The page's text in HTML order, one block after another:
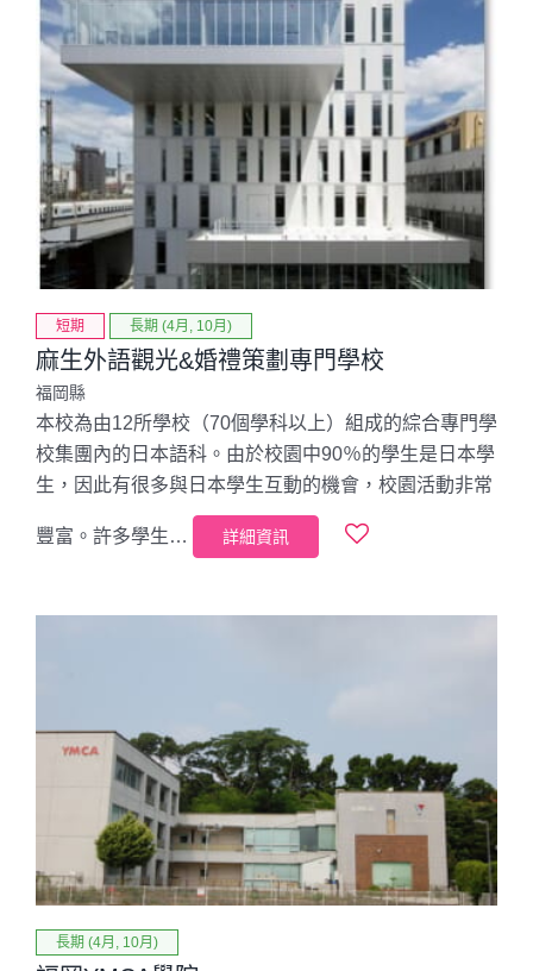
短期 長期 (4月, 10月)
麻生外語觀光&婚禮策劃専門學校
福岡縣
本校為由12所學校（70個學科以上）組成的綜合專門學
校集團內的日本語科。由於校園中90％的學生是日本學
生，因此有很多與日本學生互動的機會，校園活動非常
豐富。許多學生… 詳細資訊
長期 (4月, 10月)